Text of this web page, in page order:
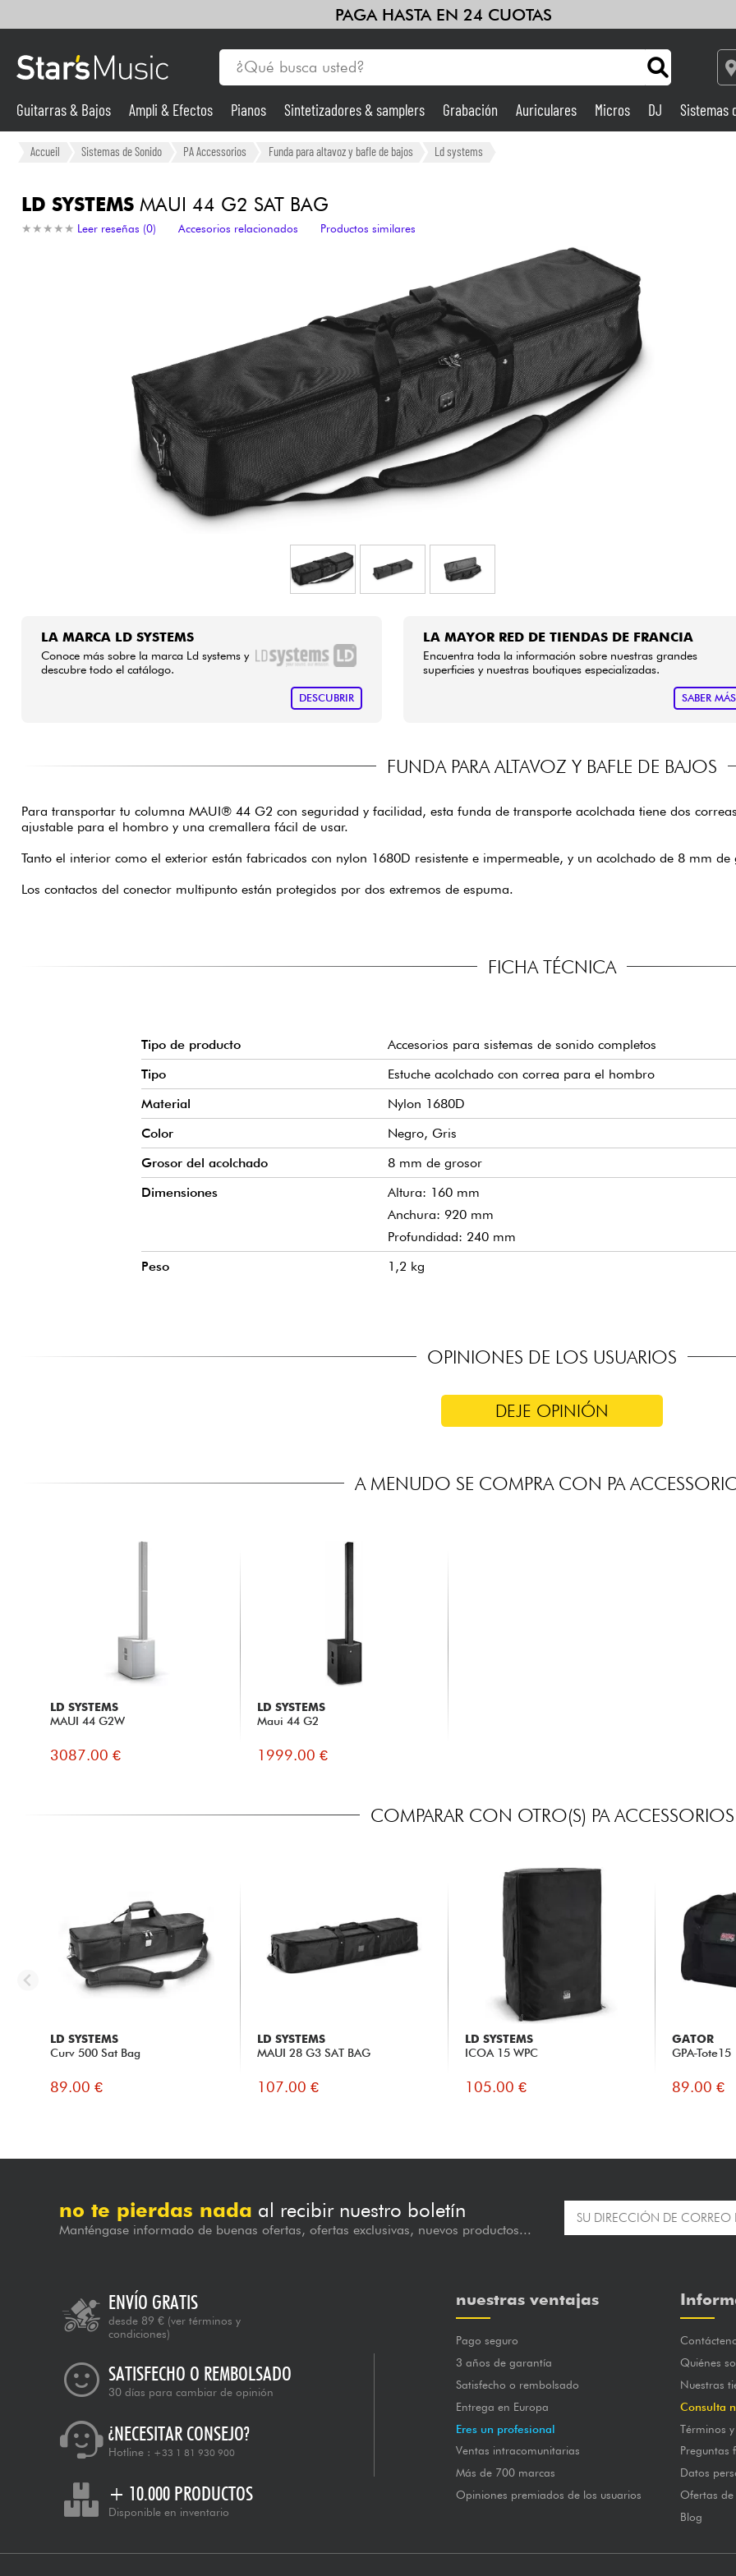
PAGA HASTA EN 24 CUOTAS
Guitarras & Bajos Ampli & Efectos
Sintetizadores & samplers
Batería y percusión
Niños
Bundle
Ver nuestras marcas
Guitarras & Bajos Ampli & Efectos Pianos Sintetizadores & samplers Grabación Auriculares Micros DJ Sistemas
Accueil Sistemas de Sonido PA Accessorios Funda para altavoz y bafle de bajos Ld systems
LD SYSTEMSMAUI 44 G2 SAT BAG
★ ★ ★ ★ ★
★ ★ ★ ★ ★ Leer reseñas (0) Accesorios relacionados Productos similares
LA MARCA LD SYSTEMS
Conoce más sobre la marca Ld systems y
descubre todo el catálogo.
DESCUBRIR
LA MAYOR RED DE TIENDAS DE FRANCIA
Encuentra toda la información sobre nuestras grandes
superficies y nuestras boutiques especializadas.
SABER MÁS
FUNDA PARA ALTAVOZ Y BAFLE DE BAJOS
Para transportar tu columna MAUI® 44 G2 con seguridad y facilidad, esta funda de transporte acolchada tiene dos
ajustable para el hombro y una cremallera fácil de usar.
Tanto el interior como el exterior están fabricados con nylon 1680D resistente e impermeable, y un acolchado de 8 mm
Los contactos del conector multipunto están protegidos por dos extremos de espuma.
FICHA TÉCNICA
Tipo de producto
Accesorios para sistemas de sonido completos
Tipo
Estuche acolchado con correa para el hombro
Material
Nylon 1680D
Color
Negro, Gris
Grosor del acolchado
8 mm de grosor
Dimensiones
Altura: 160 mm
Anchura: 920 mm
Profundidad: 240 mm
Peso
1,2 kg
OPINIONES DE LOS USUARIOS
DEJE OPINIÓN
A MENUDO SE COMPRA CON PA
LD SYSTEMS
MAUI 44 G2W
3087.00 €
LD SYSTEMS
Maui 44 G2
1999.00 €
COMPARAR CON OTRO(S) PA ACCESSORIOS
LD SYSTEMS
Curv 500 Sat Bag
89.00 €
LD SYSTEMS
MAUI 28 G3 SAT BAG
107.00 €
LD SYSTEMS
ICOA 15 WPC
105.00 €
GATOR
GPA-Tote15
89.00 €
no te pierdas nada al recibir nuestro boletín
Manténgase informado de buenas ofertas, ofertas exclusivas, nuevos productos...
ENVÍO GRATIS
desde 89 € (ver términos y
condiciones)
SATISFECHO O REMBOLSADO
30 días para cambiar de opinión
¿NECESITAR CONSEJO?
Hotline : +33 1 81 930 900
+ 10.000 PRODUCTOS
Disponible en inventario
nuestras ventajas
Pago seguro
3 años de garantía
Satisfecho o rembolsado
Entrega en Europa
Eres un profesional
Ventas intracomunitarias
Más de 700 marcas
Opiniones premiados de los usuarios
Quiénes
Nuestras
Consulta
Términos
Preguntas
Datos
Ofertas
Blog